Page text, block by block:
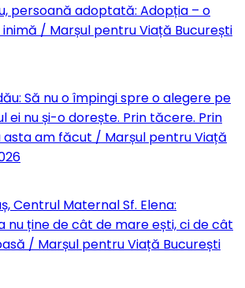
persoană adoptată: Adopția – o
/ Marșul pentru Viață București
Să nu o împingi spre o alegere pe
ei nu și-o dorește. Prin tăcere. Prin
asta am făcut / Marșul pentru Viață
Centrul Maternal Sf. Elena:
nu ține de cât de mare ești, ci de cât
/ Marșul pentru Viață București